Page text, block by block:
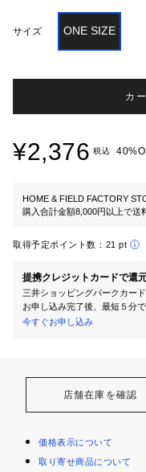
サイズ ONE SIZE
カ
¥2,376 税込
HOME & FIELD FACTORY
購入合計金額8,000円以上で送
取得予定ポイント数： 21 pt
提携クレジットカードで還
三井ショッピングパークカー
お申し込み完了後、最短５分で
今すぐお申し込み
店舗在庫を確認
価格表示について
取り寄せ商品について